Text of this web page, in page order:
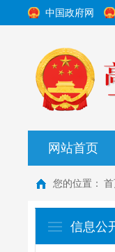
中国政府网
网站首页
您的位置：
信息公